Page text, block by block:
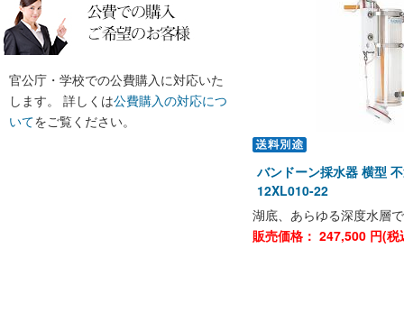
官公庁・学校での公費購入に対応いた
します。 詳しくは公費購入の対応につ
いてをご覧ください。
バンドーン採水器 横型
12XL010-22
湖底、あらゆる深度水層
販売価格： 247,500 円(